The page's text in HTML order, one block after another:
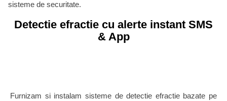
sisteme de securitate.
Detectie efractie cu alerte instant SMS
& App
Furnizam si instalam sisteme de detectie efractie bazate pe